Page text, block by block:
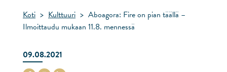
Koti > Kulttuuri > Aboagora: Fire on pian täällä –
Ilmoittaudu mukaan 11.8. mennessä
09.08.2021